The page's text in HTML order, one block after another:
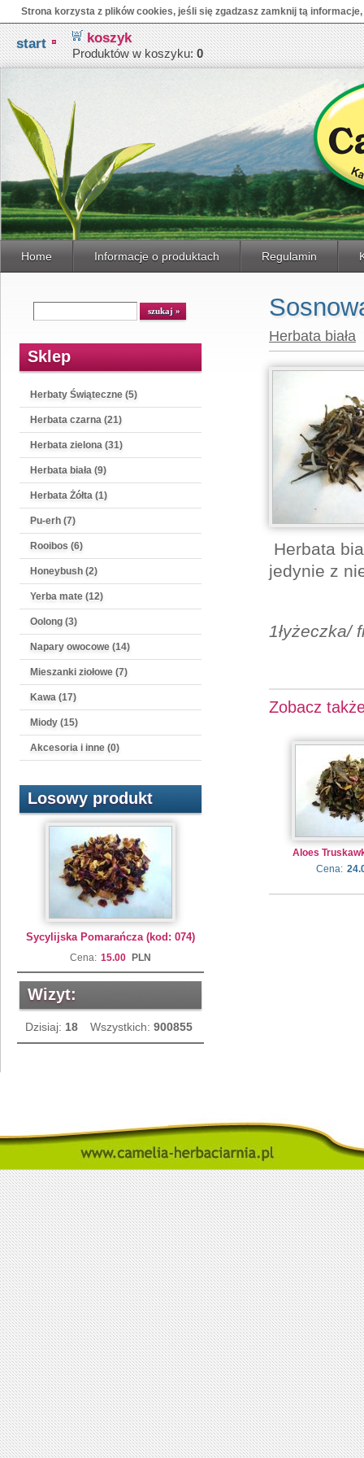
Strona korzysta z plików cookies, jeśli się zgadzasz zamknij tą
start koszyk
Produktów w koszyku:0
Home Informacje o produktach Regulamin
Sklep
Herbaty Świąteczne (5)
Herbata czarna (21)
Herbata zielona (31)
Herbata biała (9)
Herbata Żółta (1)
Pu-erh (7)
Rooibos (6)
Honeybush (2)
Yerba mate (12)
Oolong (3)
Napary owocowe (14)
Mieszanki ziołowe (7)
Kawa (17)
Miody (15)
Akcesoria i inne (0)
Losowy produkt
Sycylijska Pomarańcza (kod: 074)
Cena: 15.00 PLN
Wizyt:
Dzisiaj: 18 Wszystkich: 900855
Herbata biała
Herbata
jedynie z
1łyżeczka/
Zobacz
Aloes
Cena: